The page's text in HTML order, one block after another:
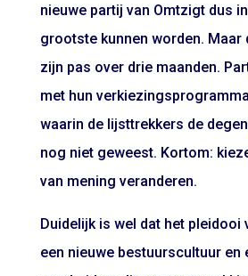
nieuwe partij van Omtzigt dus
grootste kunnen worden. Maar
zijn pas over drie maanden.
met hun
waarin de lijsttrekkers de
nog niet geweest. Kortom:
van mening veranderen.
Duidelijk is wel dat het pleidooi
een nieuwe bestuurscultuur en